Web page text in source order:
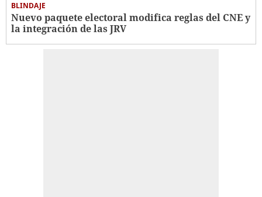
BLINDAJE
Nuevo paquete electoral modifica reglas del CNE y
la integración de las JRV